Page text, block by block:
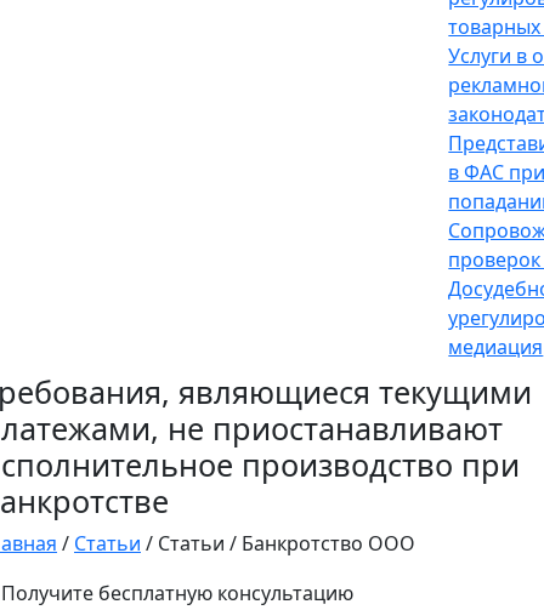
Услуги в
в ФАС
медиация
являющиеся текущими
не приостанавливают
производство при
/ Статьи / Статьи / Банкротство ООО
Получите бесплатную консультацию